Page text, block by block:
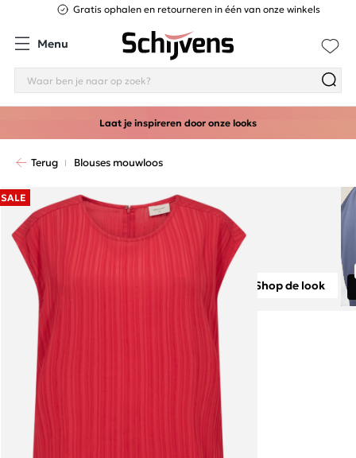
Gratis ophalen en retourneren in één van onze winkels
Menu
Laat je inspireren door onze looks
Terug Blouses mouwloos
SALE
Shop de look